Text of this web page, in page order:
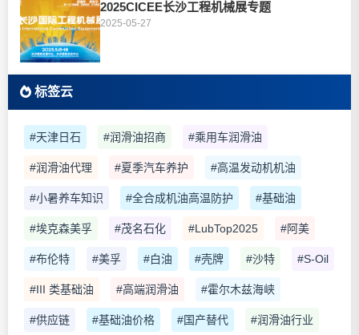
2025CICEE长沙工程机械展专题
2025-05-27
标签云
#天津日石 #润滑油招商 #乘用车润滑油
#润滑油代理 #夏季汽车养护 #高温发动机机油
#小暑养车知识 #全合成机油高温防护 #基础油
#埃克森美孚 #茂名石化 #LubTop2025 #阿美
#布伦特 #美孚 #白油 #壳牌 #沙特 #S-Oil
#III 类基础油 #高端润滑油 #霍尔木兹海峡
#供应链 #基础油价格 #国产替代 #润滑油行业